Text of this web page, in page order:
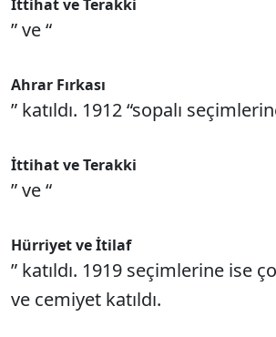
İttihat ve Terakki
” ve “
Ahrar Fırkası
” katıldı. 1912 “sopalı
İttihat ve Terakki
” ve “
Hürriyet ve İtilaf
” katıldı. 1919 seçimlerine ise
ve cemiyet katıldı.